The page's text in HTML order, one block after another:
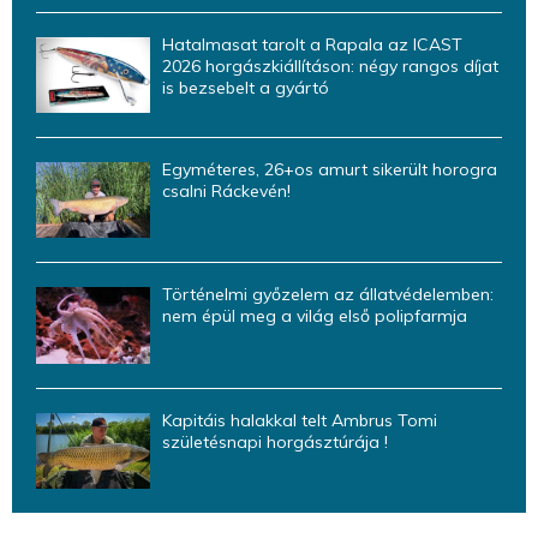
Hatalmasat tarolt a Rapala az ICAST
2026 horgászkiállításon: négy rangos díjat
is bezsebelt a gyártó
Egyméteres, 26+os amurt sikerült horogra
csalni Ráckevén!
Történelmi győzelem az állatvédelemben:
nem épül meg a világ első polipfarmja
Kapitáis halakkal telt Ambrus Tomi
születésnapi horgásztúrája !